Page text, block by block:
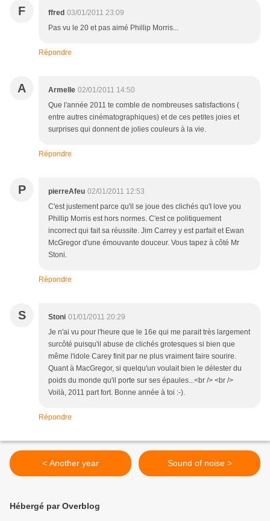
F ffred 03/01/2011 23:09
Pas vu le 20 et pas aimé Phillip Morris...
Répondre
A Armelle 02/01/2011 14:50
Que l'année 2011 te comble de nombreuses satisfactions (
entre autres cinématographiques) et de ces petites joies et
surprises qui donnent de jolies couleurs à la vie.
Répondre
P pierreAfeu 02/01/2011 12:53
C'est justement parce qu'il se joue des clichés qu'I love you
Phillip Morris est hors normes. C'est ce politiquement
incorrect qui fait sa réussite. Jim Carrey y est parfait et Ewan
McGregor d'une émouvante douceur. Vous tapez à côté Mr
Stoni.
Répondre
S Stoni 01/01/2011 20:29
Je n'ai vu pour l'heure que le 16e qui me parait très largement
surcôté puisqu'il abuse de clichés grotesques si bien que
même l'idole Carey finit par ne plus vraiment faire sourire.
Quant à MacGregor, si quelqu'un voulait bien le délester du
poids du monde qu'il porte sur ses épaules...<br /> <br />
Voilà, 2011 part fort. Bonne année à toi :-).
Répondre
< Another year Sound of noise >
Hébergé par Overblog